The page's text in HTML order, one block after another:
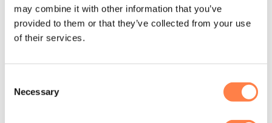
may combine it with other information that you’ve
provided to them or that they’ve collected from your use
of their services.
Selection
Necessary
Let op! Gebruik geen bleekmiddel of andere agressieve
chemicaliën. Strijk de sokken ook niet. Dit kan namelijk de
sokken beschadigen
Over het merk
Tavi begon met één helder doel: het creëren van de beste
antislipsokken voor practices zoals yoga, pilates en barre.